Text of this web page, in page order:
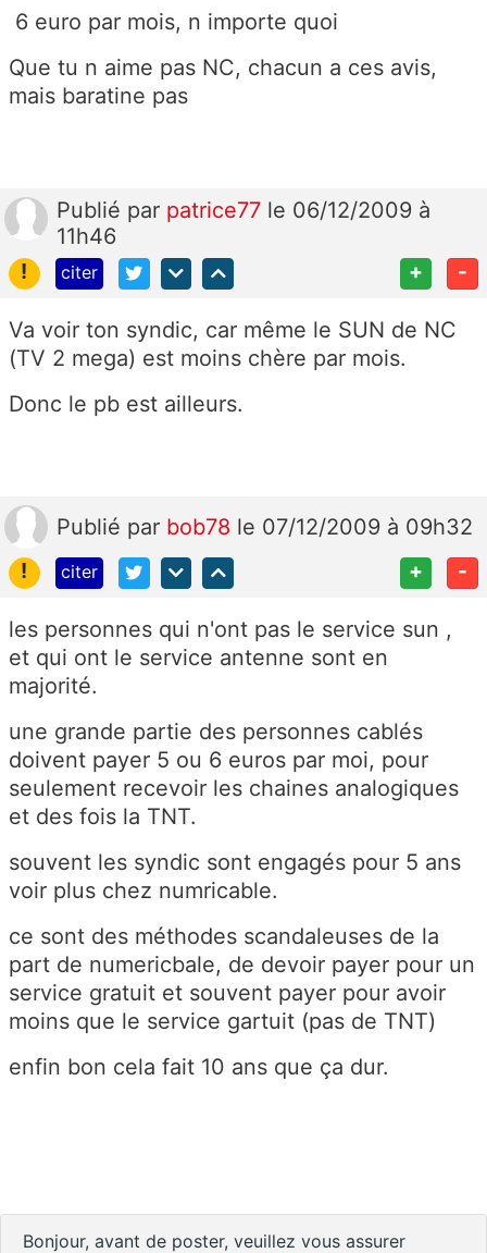
6 euro par mois, n importe quoi
Que tu n aime pas NC, chacun a ces avis,
mais baratine pas
Publié par patrice77 le 06/12/2009 à
11h46
!
citer + -
Va voir ton syndic, car même le SUN de NC
(TV 2 mega) est moins chère par mois.
Donc le pb est ailleurs.
Publié par bob78 le 07/12/2009 à 09h32
!
citer + -
les personnes qui n'ont pas le service sun ,
et qui ont le service antenne sont en
majorité.
une grande partie des personnes cablés
doivent payer 5 ou 6 euros par moi, pour
seulement recevoir les chaines analogiques
et des fois la TNT.
souvent les syndic sont engagés pour 5 ans
voir plus chez numricable.
ce sont des méthodes scandaleuses de la
part de numericbale, de devoir payer pour un
service gratuit et souvent payer pour avoir
moins que le service gartuit (pas de TNT)
enfin bon cela fait 10 ans que ça dur.
Bonjour, avant de poster, veuillez vous assurer